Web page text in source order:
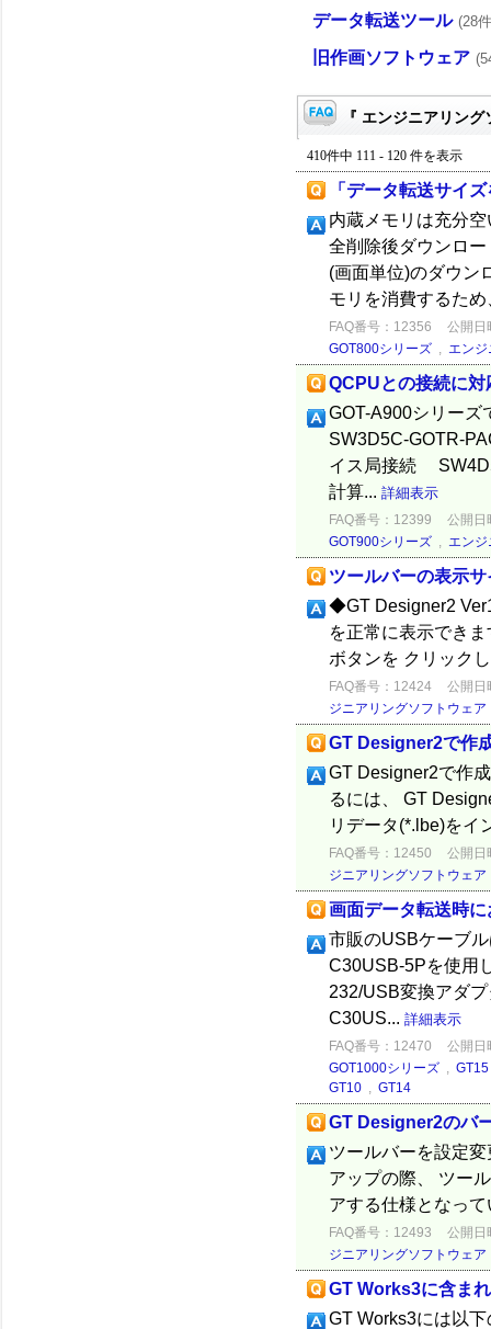
データ転送ツール (28
旧作画ソフトウェア
『 エンジニアリン
410件中 111 - 120 件を表示
「データ転送サイ
内蔵メモリは充分
全削除後ダウンロ
(画面単位)のダウン
モリを消費するた
FAQ番号：12356
公開日
GOT800シリーズ , エンジ
QCPUとの接続に
GOT-A900シリー
SW3D5C-GOTR-
イス局接続
計算... 詳細表示
FAQ番号：12399
公開日
GOT900シリーズ , エンジ
ツールバーの表示
◆GT Designer2
を正常に表示でき
ボタンを クリック
FAQ番号：12424
公開日
ジニアリングソフトウェア
GT Designer2で作
GT Designer2で作
るには、 GT
リデータ(*.lbe)をイ
FAQ番号：12450
公開日
ジニアリングソフトウェア
画面データ転送時
市販のUSBケーブ
C30USB-5Pを使用
232/USB変換アダ
C30US... 詳細表示
FAQ番号：12470
公開日
GOT1000シリーズ , GT15
GT10 , GT14
GT Designer2のバ
ツールバーを設定
アップの際、 ツー
アする仕様となっ
FAQ番号：12493
公開日
ジニアリングソフトウェア
GT Works3に含ま
GT Works3には以